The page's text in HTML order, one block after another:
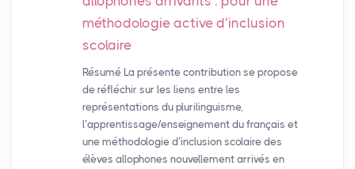
méthodologie active d’inclusion
scolaire
Résumé La présente contribution se propose
de réfléchir sur les liens entre les
représentations du plurilinguisme,
l’apprentissage/enseignement du français et
une méthodologie d’inclusion scolaire des
élèves allophones nouvellement arrivés en